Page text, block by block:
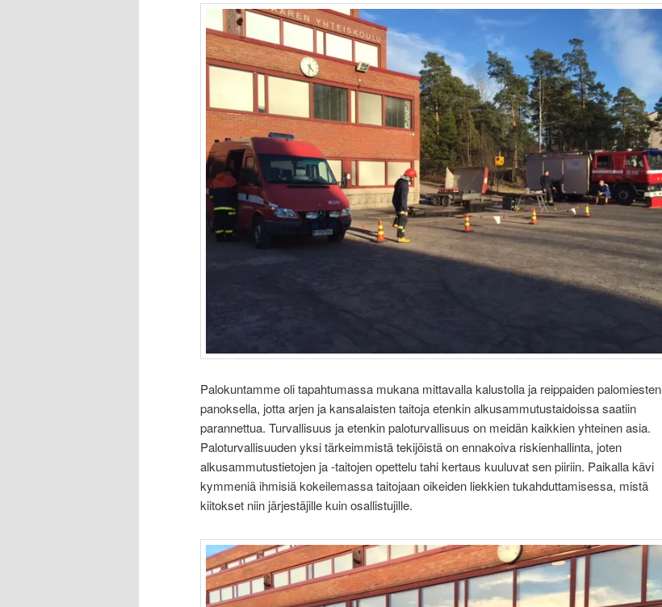
Palokuntamme oli tapahtumassa mukana mittavalla kalustolla ja reippaiden palomiesten
panoksella, jotta arjen ja kansalaisten taitoja etenkin alkusammutustaidoissa saatiin
parannettua. Turvallisuus ja etenkin paloturvallisuus on meidän kaikkien yhteinen asia.
Paloturvallisuuden yksi tärkeimmistä tekijöistä on ennakoiva riskienhallinta, joten
alkusammutustietojen ja -taitojen opettelu tahi kertaus kuuluvat sen piiriin. Paikalla kävi
kymmeniä ihmisiä kokeilemassa taitojaan oikeiden liekkien tukahduttamisessa, mistä
kiitokset niin järjestäjille kuin osallistujille.